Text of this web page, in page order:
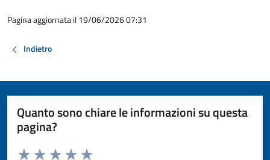
Pagina aggiornata il 19/06/2026 07:31
Indietro
Quanto sono chiare le informazioni su questa
pagina?
Valuta da 1 a 5 stelle la pagina